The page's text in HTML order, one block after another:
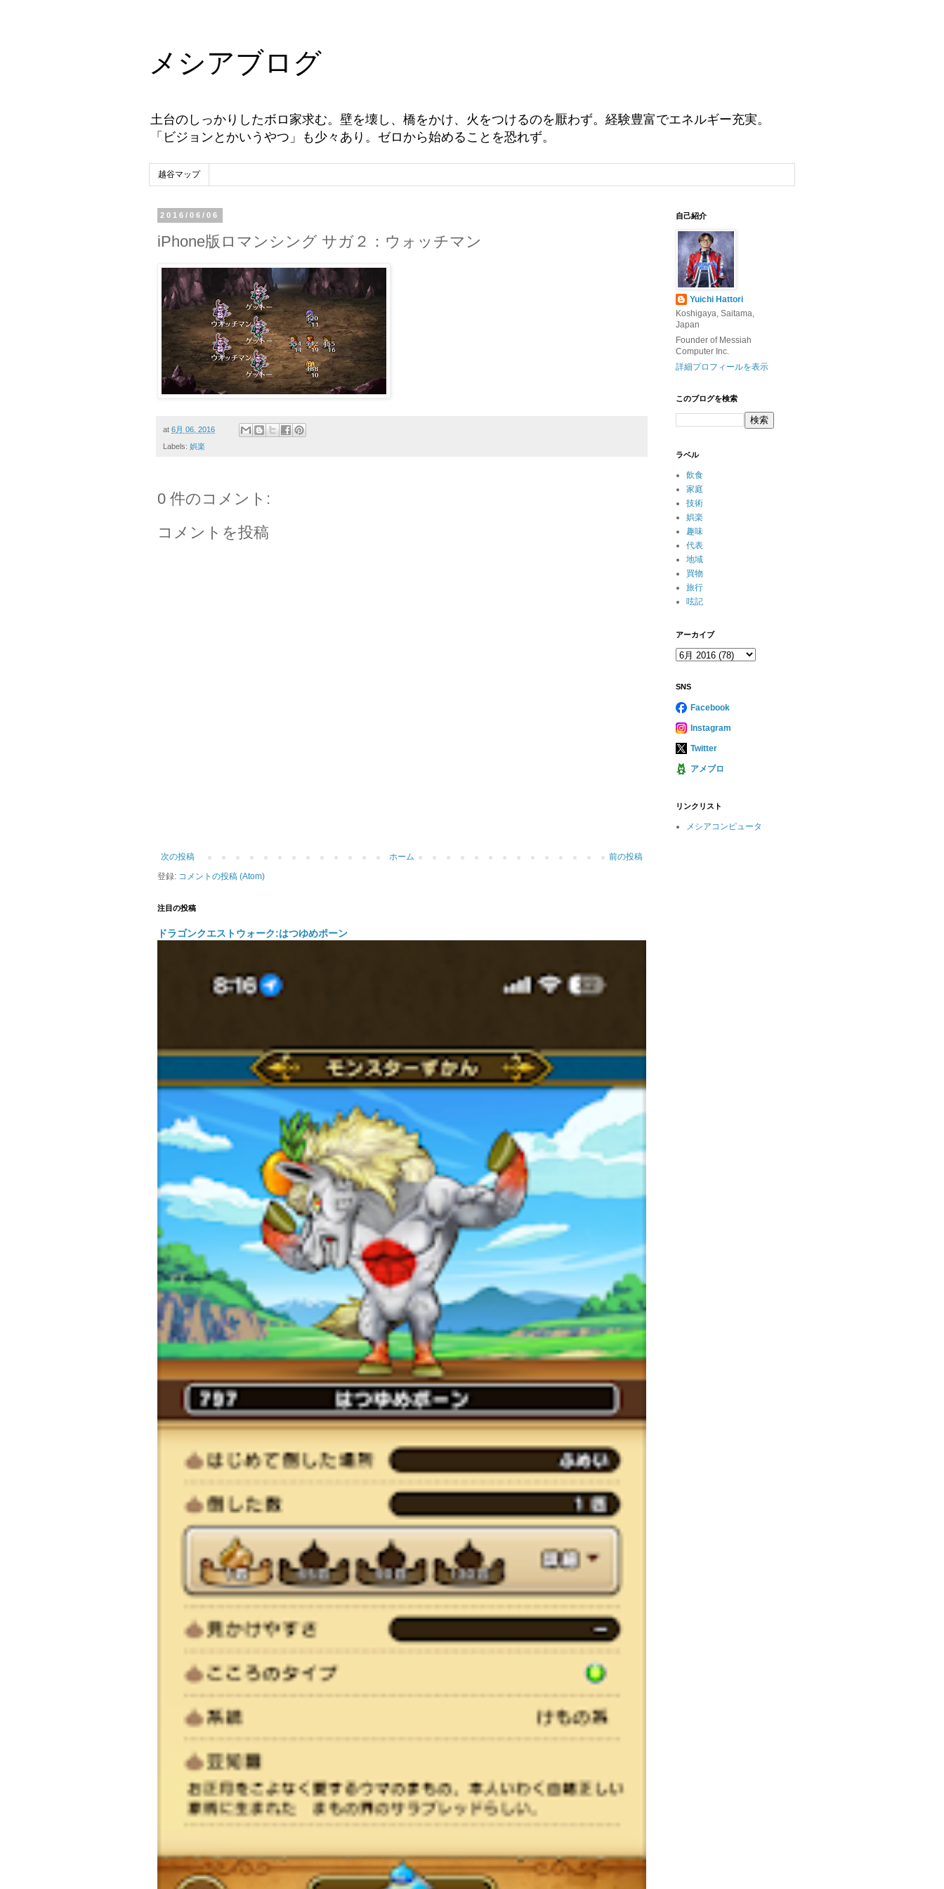
メシアブログ
土台のしっかりしたボロ家求む。壁を壊し、橋をかけ、火をつけるのを厭わず。経験豊富でエネルギー充実。
「ビジョンとかいうやつ」も少々あり。ゼロから始めることを恐れず。
越谷マップ
2016/06/06
iPhone版ロマンシング サガ２：ウォッチマン
at 6月 06, 2016
Labels: 娯楽
0 件のコメント:
コメントを投稿
次の投稿 前の投稿
ホーム
登録: コメントの投稿 (Atom)
注目の投稿
ドラゴンクエストウォーク:はつゆめポーン
自己紹介
Yuichi Hattori
Koshigaya, Saitama,
Japan
Founder of Messiah
Computer Inc.
詳細プロフィールを表示
このブログを検索
ラベル
飲食
家庭
技術
娯楽
趣味
代表
地域
買物
旅行
呟記
アーカイブ
SNS
Facebook
Instagram
Twitter
アメブロ
リンクリスト
メシアコンピュータ